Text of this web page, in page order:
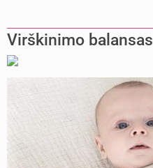
Virškinimo balansas